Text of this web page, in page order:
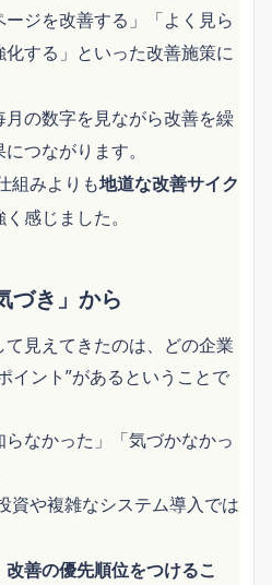
ージを改善する」「よく見ら
する」といった改善施策に
の数字を見ながら改善を繰
つながります。
組みよりも地道な改善サイク
感じました。
づき」から
見えてきたのは、どの企業
イント”があるということで
なかった」「気づかなかっ
資や複雑なシステム導入では
改善の優先順位をつけるこ